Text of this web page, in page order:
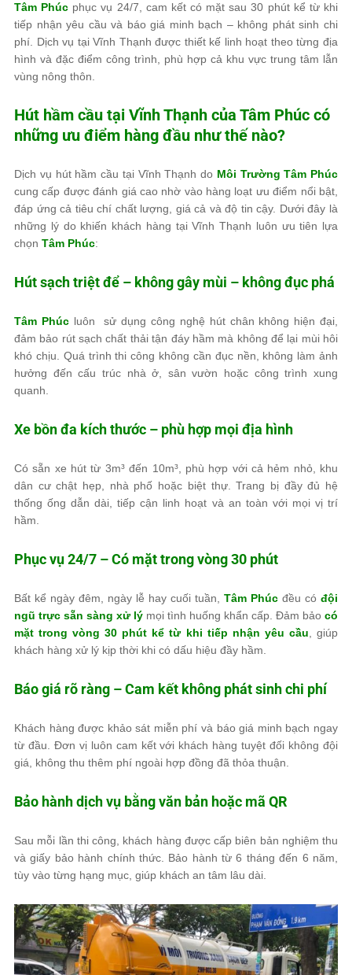
Tâm Phúc phục vụ 24/7, cam kết có mặt sau 30 phút kể từ khi
tiếp nhận yêu cầu và báo giá minh bạch – không phát sinh chi
phí. Dịch vụ tại Vĩnh Thạnh được thiết kế linh hoạt theo từng địa
hình và đặc điểm công trình, phù hợp cả khu vực trung tâm lẫn
vùng nông thôn.
Hút hầm cầu tại Vĩnh Thạnh của Tâm Phúc có
những ưu điểm hàng đầu như thế nào?
Dịch vụ hút hầm cầu tại Vĩnh Thạnh do Môi Trường Tâm Phúc
cung cấp được đánh giá cao nhờ vào hàng loạt ưu điểm nổi bật,
đáp ứng cả tiêu chí chất lượng, giá cả và độ tin cậy. Dưới đây là
những lý do khiến khách hàng tại Vĩnh Thạnh luôn ưu tiên lựa
chọn Tâm Phúc:
Hút sạch triệt để – không gây mùi – không đục phá
Tâm Phúcluôn sử dụng công nghệ hút chân không hiện đại,
đảm bảo rút sạch chất thải tận đáy hầm mà không để lại mùi hôi
khó chịu. Quá trình thi công không cần đục nền, không làm ảnh
hưởng đến cấu trúc nhà ở, sân vườn hoặc công trình xung
quanh.
Xe bồn đa kích thước – phù hợp mọi địa hình
Có sẵn xe hút từ 3m³ đến 10m³, phù hợp với cả hẻm nhỏ, khu
dân cư chật hẹp, nhà phố hoặc biệt thự. Trang bị đầy đủ hệ
thống ống dẫn dài, tiếp cận linh hoạt và an toàn với mọi vị trí
hầm.
Phục vụ 24/7 – Có mặt trong vòng 30 phút
Bất kể ngày đêm, ngày lễ hay cuối tuần, Tâm Phúc đều có đội
ngũ trực sẵn sàng xử lý mọi tình huống khẩn cấp. Đảm bảo có
mặt trong vòng 30 phút kể từ khi tiếp nhận yêu cầu , giúp
khách hàng xử lý kịp thời khi có dấu hiệu đầy hầm.
Báo giá rõ ràng – Cam kết không phát sinh chi phí
Khách hàng được khảo sát miễn phí và báo giá minh bạch ngay
từ đầu. Đơn vị luôn cam kết với khách hàng tuyệt đối không đội
giá, không thu thêm phí ngoài hợp đồng đã thỏa thuận.
Bảo hành dịch vụ bằng văn bản hoặc mã QR
Sau mỗi lần thi công, khách hàng được cấp biên bản nghiệm thu
và giấy bảo hành chính thức. Bảo hành từ 6 tháng đến 6 năm,
tùy vào từng hạng mục, giúp khách an tâm lâu dài.